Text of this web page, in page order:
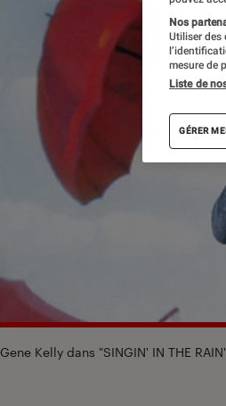
Gene Kelly dans "SINGIN' IN THE
Nos
Utiliser des
mesure de
Liste de
GÉRER